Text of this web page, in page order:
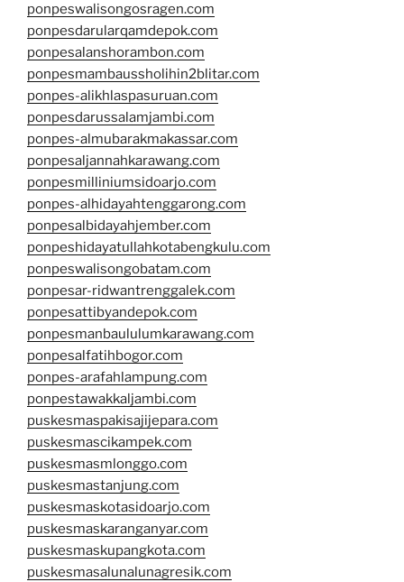
ponpeswalisongosragen.com
ponpesdarularqamdepok.com
ponpesalanshorambon.com
ponpesmambaussholihin2blitar.com
ponpes-alikhlaspasuruan.com
ponpesdarussalamjambi.com
ponpes-almubarakmakassar.com
ponpesaljannahkarawang.com
ponpesmilliniumsidoarjo.com
ponpes-alhidayahtenggarong.com
ponpesalbidayahjember.com
ponpeshidayatullahkotabengkulu.com
ponpeswalisongobatam.com
ponpesar-ridwantrenggalek.com
ponpesattibyandepok.com
ponpesmanbaululumkarawang.com
ponpesalfatihbogor.com
ponpes-arafahlampung.com
ponpestawakkaljambi.com
puskesmaspakisajijepara.com
puskesmascikampek.com
puskesmasmlonggo.com
puskesmastanjung.com
puskesmaskotasidoarjo.com
puskesmaskaranganyar.com
puskesmaskupangkota.com
puskesmasalunalunagresik.com